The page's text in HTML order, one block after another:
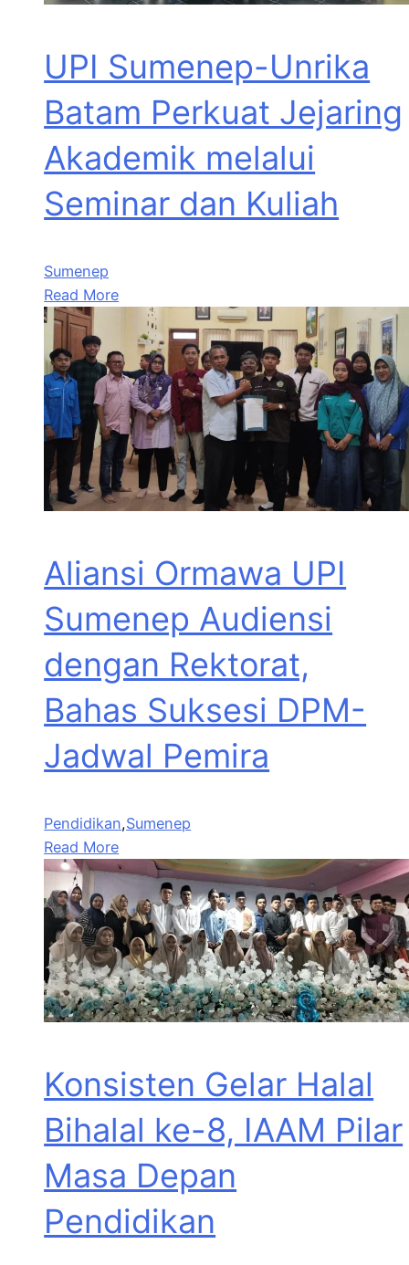
UPI Sumenep-Unrika
Batam Perkuat Jejaring
Akademik melalui
Seminar dan Kuliah
Sumenep
Read More
Aliansi Ormawa UPI
Sumenep Audiensi
dengan Rektorat,
Bahas Suksesi DPM-
Jadwal Pemira
Pendidikan,Sumenep
Read More
Konsisten Gelar Halal
Bihalal ke-8, IAAM Pilar
Masa Depan
Pendidikan